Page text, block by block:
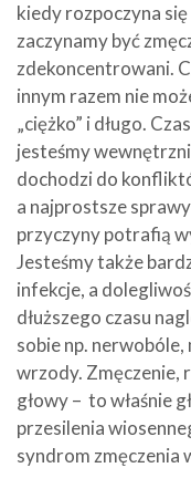
kiedy rozpoczyna
zaczynamy być
zdekoncentrowani.
innym razem nie
„ciężko” i długo.
jesteśmy
dochodzi do
a najprostsze
przyczyny potrafią
Jesteśmy także
infekcje, a
dłuższego czasu
sobie np.
wrzody. Zmęczenie,
głowy – to właśnie
przesilenia
syndrom zmęczenia